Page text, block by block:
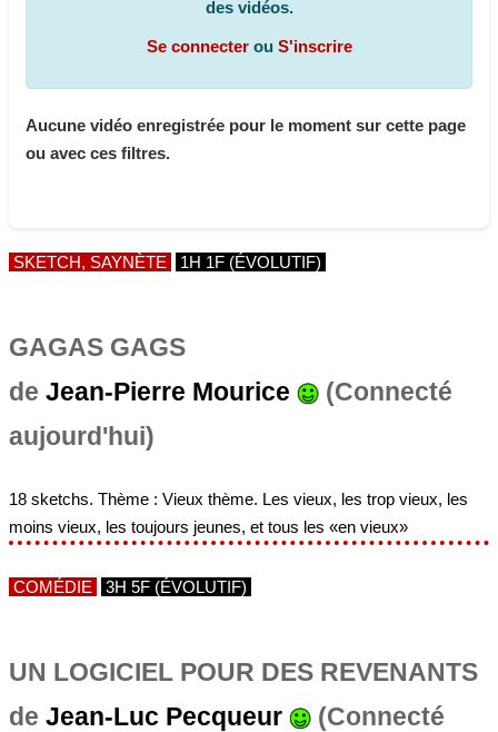
des vidéos.
Se connecterou S'inscrire
Aucune vidéo enregistrée pour le moment sur cette page
ou avec ces filtres.
SKETCH, SAYNÈTE 1H 1F (ÉVOLUTIF)
GAGAS GAGS
de Jean-Pierre Mourice
(Connecté
aujourd'hui)
18 sketchs. Thème : Vieux thème. Les vieux, les trop vieux, les
moins vieux, les toujours jeunes, et tous les «en vieux»
COMÉDIE 3H 5F (ÉVOLUTIF)
UN LOGICIEL POUR DES REVENANTS
de Jean-Luc Pecqueur
(Connecté